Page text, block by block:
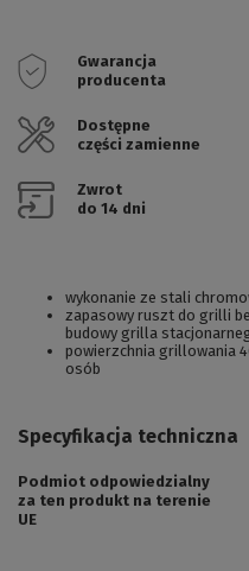
Gwarancja
producenta
Dostępne
części zamienne
Zwrot
do 14 dni
wykonanie ze stali
zapasowy ruszt do grilli
budowy grilla
powierzchnia grillowania
osób
Specyfikacja techniczna
Podmiot odpowiedzialny
za ten produkt na terenie
UE